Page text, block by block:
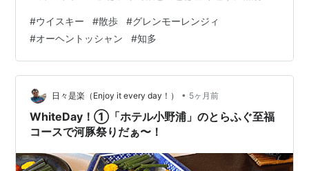
い「軽やかボトル」と、外飲みを120%楽しむコツを書い
ていきます。 春の散歩に連れ出したい「ライト＆フルー
ティー」な3本 グレンモーレンジィ オリジナル（10年）
理由: 「デザイナーズ・グラス」と評される華やかな香り
は、まさに春の代名詞。オレンジや花の蜜のような甘み
が、外の空気と混じり合い、最高…
#ウイスキー #散歩 #グレンモーレンジィ
#オーヘントッシャン #知多
日々是楽（Enjoy it every day！） • 5ヶ月前
WhiteDay！①「ホテル小野浦」のとらふぐ至福
コースで河豚祭りだぁ〜！